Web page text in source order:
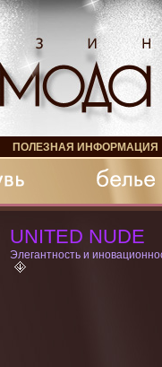
ПОЛЕЗНАЯ ИНФОРМАЦИЯ
Аксессуары
UNITED NUDE
Элегантность и